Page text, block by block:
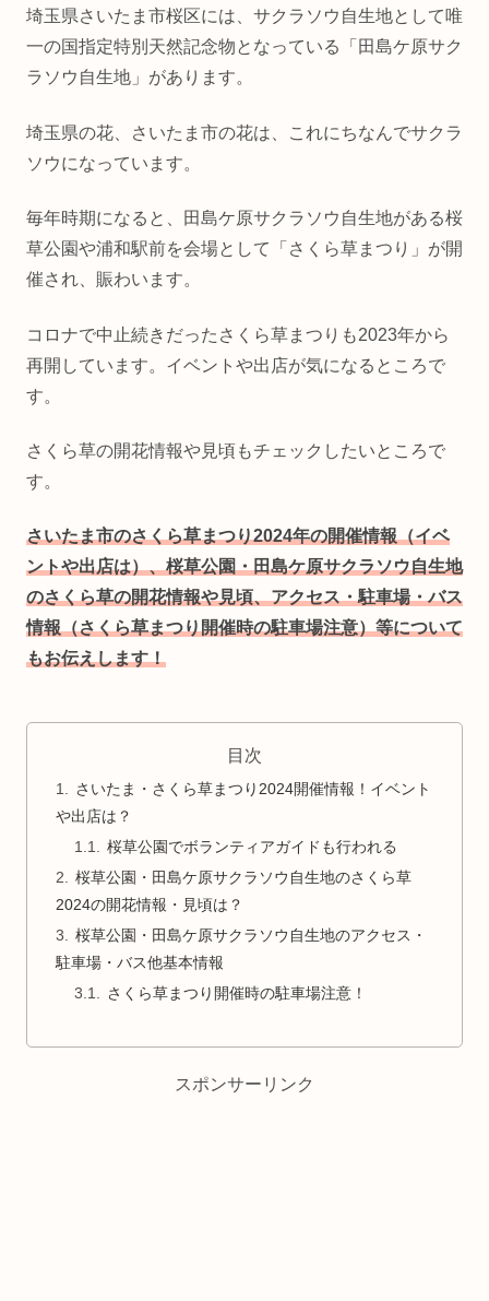
埼玉県さいたま市桜区には、サクラソウ自生地として唯
一の国指定特別天然記念物となっている「田島ケ原サク
ラソウ自生地」があります。
埼玉県の花、さいたま市の花は、これにちなんでサクラ
ソウになっています。
毎年時期になると、田島ケ原サクラソウ自生地がある桜
草公園や浦和駅前を会場として「さくら草まつり」が開
催され、賑わいます。
コロナで中止続きだったさくら草まつりも2023年から
再開しています。イベントや出店が気になるところで
す。
さくら草の開花情報や見頃もチェックしたいところで
す。
さいたま市のさくら草まつり2024年の開催情報（イベ
ントや出店は）、桜草公園・田島ケ原サクラソウ自生地
のさくら草の開花情報や見頃、アクセス・駐車場・バス
情報（さくら草まつり開催時の駐車場注意）等について
もお伝えします！
目次
さいたま・さくら草まつり2024開催情報！イベント
や出店は？
桜草公園でボランティアガイドも行われる
桜草公園・田島ケ原サクラソウ自生地のさくら草
2024の開花情報・見頃は？
桜草公園・田島ケ原サクラソウ自生地のアクセス・
駐車場・バス他基本情報
さくら草まつり開催時の駐車場注意！
スポンサーリンク